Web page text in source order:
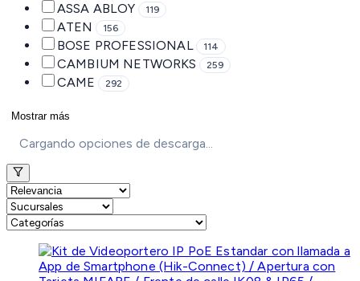
ASSA ABLOY 119
ATEN 156
BOSE PROFESSIONAL 114
CAMBIUM NETWORKS 259
CAME 292
Mostrar más
Cargando opciones de descarga...